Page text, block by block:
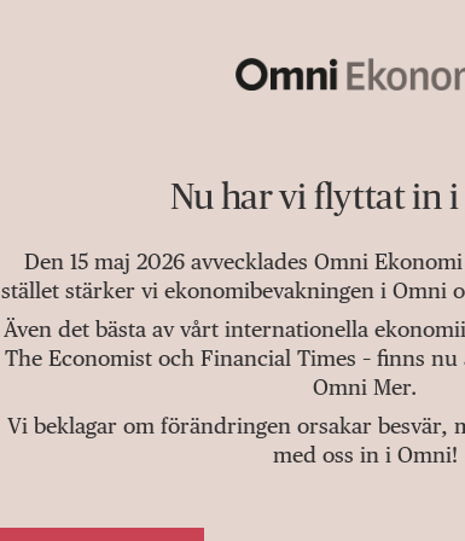
Nu har vi flyttat in i
Den 15 maj 2026 avvecklades Omni
stället stärker vi ekonomibevakningen i Omni
Även det bästa av vårt internationella
The Economist och Financial Times – finns
Omni Mer.
Vi beklagar om förändringen orsakar besvär,
med oss in i Omni!